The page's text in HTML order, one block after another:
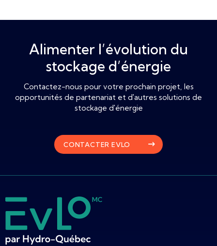
Alimenter l’évolution du
stockage d’énergie
Contactez-nous pour votre prochain projet, les
opportunités de partenariat et d'autres solutions de
stockage d'énergie
CONTACTER EVLO